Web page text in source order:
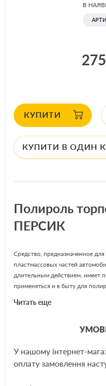
В
275
КУПИТИ
КУПИТИ В ОДИН
Полироль
ПЕРСИК
Средство, предназначенное
пластмассовых частей
длительным действием, имеет
применяться и в быту для
распылить на обрабатываемую
сухой, мягкой тканью.
ЩЕ
Читать еще
У нашому інтернет-
оплату замовлення